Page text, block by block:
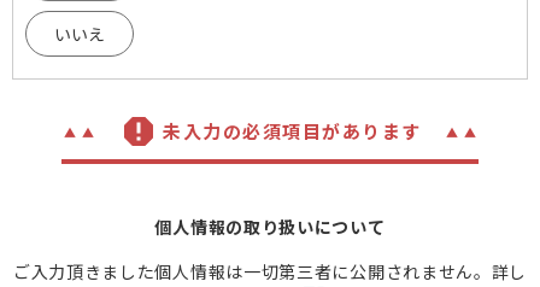
いいえ
未入力の必須項目があります
個人情報の取り扱いについて
ご入力頂きました個人情報は一切第三者に公開されません。詳し